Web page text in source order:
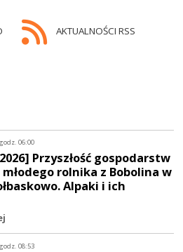
AKTUALNOŚCI RSS
06:00
Przyszłość gospodarstw
rolnika z Bobolina w
Alpaki i ich
08:53